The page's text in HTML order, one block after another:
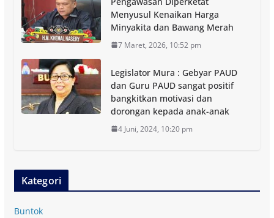
Menyusul Kenaikan Harga
Minyakita dan Bawang Merah
7 Maret, 2026, 10:52 pm
Legislator Mura : Gebyar PAUD
dan Guru PAUD sangat positif
bangkitkan motivasi dan
dorongan kepada anak-anak
4 Juni, 2024, 10:20 pm
Kategori
Buntok